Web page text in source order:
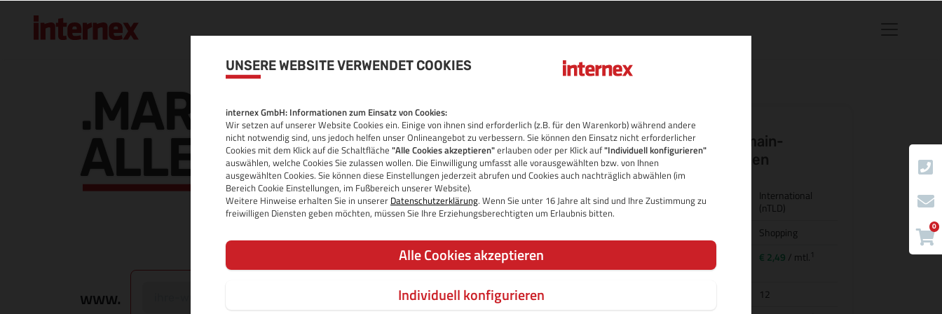
UNSERE WEBSITE VERWENDET COOKIES
internex GmbH: Informationen zum Einsatz von Cookies:
Wir setzen auf unserer Website Cookies ein. Einige von ihnen sind erforderlich (z.B. für den Warenkorb) während andere
nicht notwendig sind, uns jedoch helfen unser Onlineangebot zu verbessern. Sie können den Einsatz nicht erforderlicher
Cookies mit dem Klick auf die Schaltfläche "Alle Cookies akzeptieren"erlauben oder per Klick auf"Individuell konfigurieren"
auswählen, welche Cookies Sie zulassen wollen. Die Einwilligung umfasst alle vorausgewählten bzw. von Ihnen
ausgewählten Cookies. Sie können diese Einstellungen jederzeit abrufen und Cookies auch nachträglich abwählen (im
Bereich Cookie Einstellungen, im Fußbereich unserer Website).
Weitere Hinweise erhalten Sie in unserer Datenschutzerklärung. Wenn Sie unter 16 Jahre alt sind und Ihre Zustimmung zu
freiwilligen Diensten geben möchten, müssen Sie Ihre Erziehungsberechtigten um Erlaubnis bitten.
Alle Cookies akzeptieren
Individuell konfigurieren
0
.MARKET DOMAIN
ALLE INFOS
www. JETZT DOMAIN PRÜFEN
.market Domain-
Eigenschaften
Land/Bezeichnung
International
(nTLD)
Shopping
Domainregistrierung
€ 2,49 / mtl. 1
12